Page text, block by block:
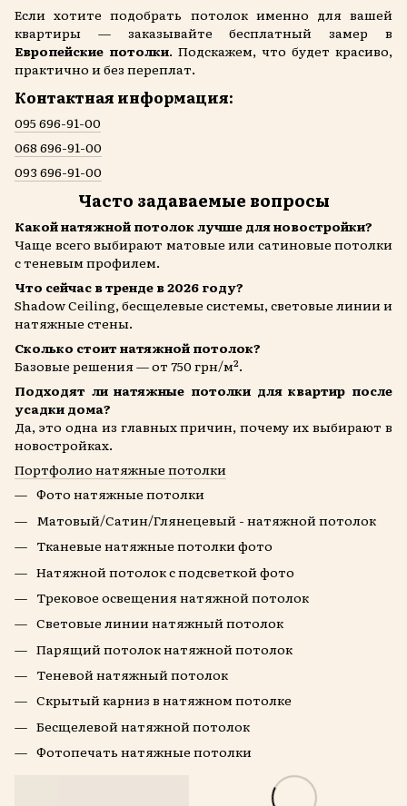
Если хотите подобрать потолок именно для вашей
квартиры — заказывайте бесплатный замер в
Европейские потолки. Подскажем, что будет красиво,
практично и без переплат.
Контактная информация:
095 696-91-00
068 696-91-00
093 696-91-00
Часто задаваемые вопросы
Какой натяжной потолок лучше для новостройки?
Чаще всего выбирают матовые или сатиновые потолки
с теневым профилем.
Что сейчас в тренде в 2026 году?
Shadow Ceiling, бесщелевые системы, световые линии и
натяжные стены.
Сколько стоит натяжной потолок?
Базовые решения — от 750 грн/м².
Подходят ли натяжные потолки для квартир после
усадки дома?
Да, это одна из главных причин, почему их выбирают в
новостройках.
Портфолио натяжные потолки
Фото натяжные потолки
Матовый/Сатин/Глянецевый - натяжной потолок
Тканевые натяжные потолки фото
Натяжной потолок с подсветкой фото
Трековое освещения натяжной потолок
Световые линии натяжный потолок
Парящий потолок натяжной потолок
Теневой натяжный потолок
Скрытый карниз в натяжном потолке
Бесщелевой натяжной потолок
Фотопечать натяжные потолки